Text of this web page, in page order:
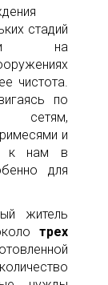
стадий
на
чистота.
по
сетям,
и
к нам в
для
житель
трех